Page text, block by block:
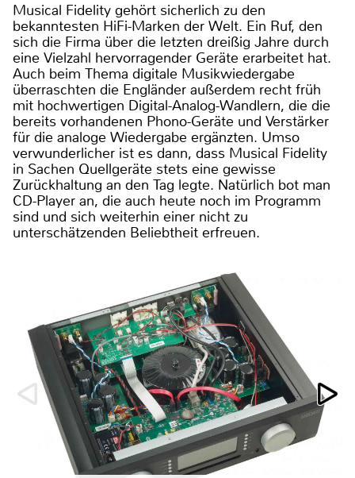
Musical Fidelity gehört sicherlich zu den
bekanntesten HiFi-Marken der Welt. Ein Ruf, den
sich die Firma über die letzten dreißig Jahre durch
eine Vielzahl hervorragender Geräte erarbeitet hat.
Auch beim Thema digitale Musikwiedergabe
überraschten die Engländer außerdem recht früh
mit hochwertigen Digital-Analog-Wandlern, die die
bereits vorhandenen Phono-Geräte und Verstärker
für die analoge Wiedergabe ergänzten. Umso
verwunderlicher ist es dann, dass Musical Fidelity
in Sachen Quellgeräte stets eine gewisse
Zurückhaltung an den Tag legte. Natürlich bot man
CD-Player an, die auch heute noch im Programm
sind und sich weiterhin einer nicht zu
unterschätzenden Beliebtheit erfreuen.